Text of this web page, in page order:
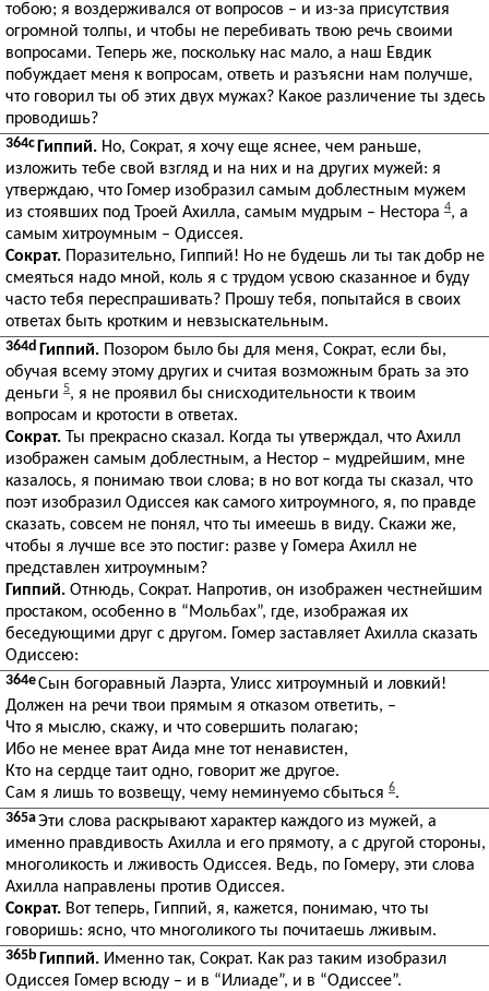
тобою; я воздерживался от вопросов – и из-за присутствия
огромной толпы, и чтобы не перебивать твою речь своими
вопросами. Теперь же, поскольку нас мало, а наш Евдик
побуждает меня к вопросам, ответь и разъясни нам получше,
что говорил ты об этих двух мужах? Какое различение ты здесь
проводишь?
364c Гиппий. Но, Сократ, я хочу еще яснее, чем раньше,
изложить тебе свой взгляд и на них и на других мужей: я
утверждаю, что Гомер изобразил самым доблестным мужем
из стоявших под Троей Ахилла, самым мудрым – Нестора 4, а
самым хитроумным – Одиссея.
Сократ. Поразительно, Гиппий! Но не будешь ли ты так добр не
смеяться надо мной, коль я с трудом усвою сказанное и буду
часто тебя переспрашивать? Прошу тебя, попытайся в своих
ответах быть кротким и невзыскательным.
364d Гиппий. Позором было бы для меня, Сократ, если бы,
обучая всему этому других и считая возможным брать за это
деньги 5, я не проявил бы снисходительности к твоим
вопросам и кротости в ответах.
Сократ. Ты прекрасно сказал. Когда ты утверждал, что Ахилл
изображен самым доблестным, а Нестор – мудрейшим, мне
казалось, я понимаю твои слова; в но вот когда ты сказал, что
поэт изобразил Одиссея как самого хитроумного, я, по правде
сказать, совсем не понял, что ты имеешь в виду. Скажи же,
чтобы я лучше все это постиг: разве у Гомера Ахилл не
представлен хитроумным?
Гиппий. Отнюдь, Сократ. Напротив, он изображен честнейшим
простаком, особенно в “Мольбах”, где, изображая их
беседующими друг с другом. Гомер заставляет Ахилла сказать
Одиссею:
364eСын богоравный Лаэрта, Улисс хитроумный и ловкий!
Должен на речи твои прямым я отказом ответить, –
Что я мыслю, скажу, и что совершить полагаю;
Ибо не менее врат Аида мне тот ненавистен,
Кто на сердце таит одно, говорит же другое.
Сам я лишь то возвещу, чему неминуемо сбыться 6.
365aЭти слова раскрывают характер каждого из мужей, а
именно правдивость Ахилла и его прямоту, а с другой стороны,
многоликость и лживость Одиссея. Ведь, по Гомеру, эти слова
Ахилла направлены против Одиссея.
Сократ. Вот теперь, Гиппий, я, кажется, понимаю, что ты
говоришь: ясно, что многоликого ты почитаешь лживым.
365b Гиппий. Именно так, Сократ. Как раз таким изобразил
Одиссея Гомер всюду – и в “Илиаде”, и в “Одиссее”.